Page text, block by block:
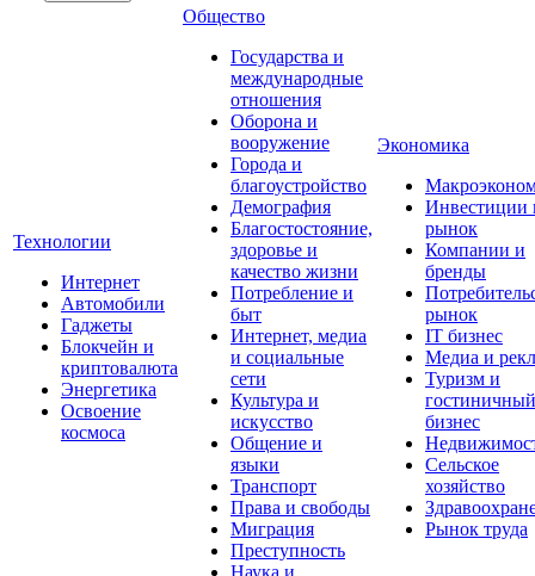
Технологии
Интернет
Автомобили
Гаджеты
Блокчейн и
криптовалюта
Энергетика
Освоение
космоса
Общество
Государства и
международные
отношения
Оборона и
вооружение
Города и
благоустройство
Демография
Благостостояние,
здоровье и
качество жизни
Потребление и
быт
Интернет, медиа
и социальные
сети
Культура и
искусство
Общение и
языки
Транспорт
Права и свободы
Миграция
Преступность
Наука и
Экономика
Инвестиции
рынок
Компании и
бренды
рынок
IT бизнес
Медиа и
Туризм и
гостиничный
бизнес
Сельское
хозяйство
Рынок труда